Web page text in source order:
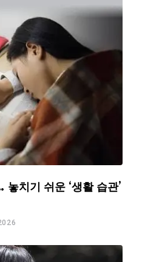
치기 쉬운 ‘생활 습관’